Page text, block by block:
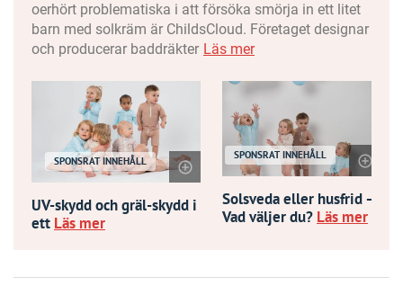
oerhört problematiska i att försöka smörja in ett litet
barn med solkräm är ChildsCloud. Företaget designar
och producerar baddräkter Läs mer
SPONSRAT INNEHÅLL
UV-skydd och gräl-skydd i
ett Läs mer
SPONSRAT INNEHÅLL
Solsveda eller husfrid –
Vad väljer du? Läs mer